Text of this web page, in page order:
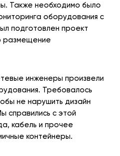
Также необходимо было
оборудования с
подготовлен проект
размещение
инженеры произвели
Требовалось
не нарушить дизайн
справились с этой
кабель и прочее
контейнеры.